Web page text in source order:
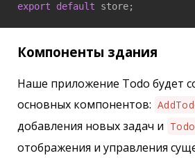
export default store;
Компоненты здания
Наше приложение Todo будет
основных компонентов:
добавления новых задач и
отображения и управления